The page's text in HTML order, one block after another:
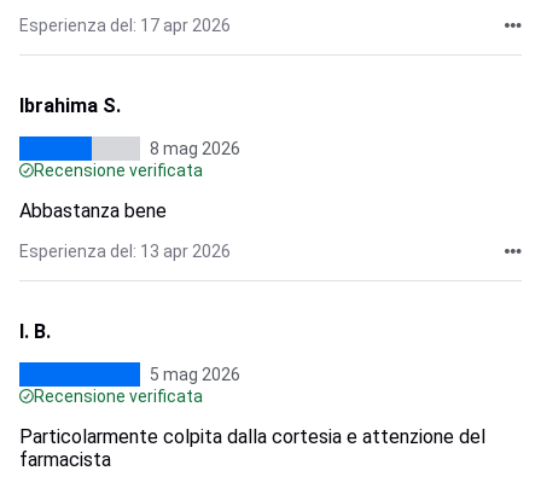
Esperienza del: 17 apr 2026
Ibrahima S.
8 mag 2026
Recensione verificata
Abbastanza bene
Esperienza del: 13 apr 2026
I. B.
5 mag 2026
Recensione verificata
Particolarmente colpita dalla cortesia e attenzione del
farmacista